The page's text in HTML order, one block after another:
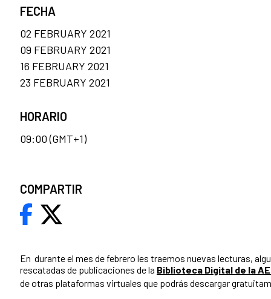
En durante el mes de febrero les traemos nuevas lecturas,
rescatadas de publicaciones de la Biblioteca Digital de la
de otras plataformas virtuales que podrás descargar
FECHA
02 FEBRUARY 2021
09 FEBRUARY 2021
16 FEBRUARY 2021
23 FEBRUARY 2021
HORARIO
09:00 (GMT+1)
COMPARTIR